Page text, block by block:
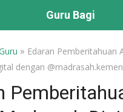
Guru Bagi
» Edaran Pemberitahuan
dengan